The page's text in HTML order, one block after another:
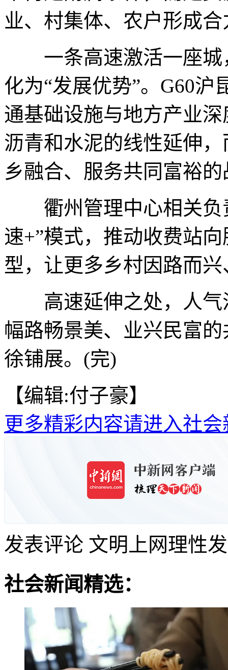
业、村集体、农户形成
一条高速激活一座城
化为“发展优势”。G60
通基础设施与地方产业
沥青和水泥的线性延伸
乡融合、服务共同富裕
衢州管理中心相关负
速+”模式，推动收费站
型，让更多乡村因路而
高速延伸之处，人气
幅路畅景美、业兴民富
徐铺展。(完)
【编辑:付子豪】
更多精彩内容请进入社会
发表评论 文明上网理性
社会新闻精选：